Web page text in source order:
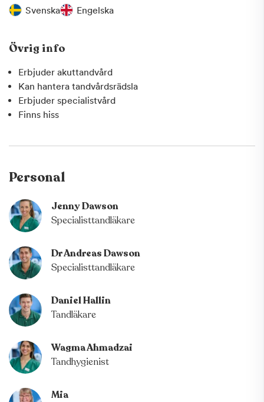
Varmt välkommen att boka din nästa tandläkartid hos
och engagemang ge våra patienter den bästa tandvården
och gå ut från kliniken med ett leende på läpparna.
Svenska Engelska
Övrig info
Erbjuder akuttandvård
Kan hantera tandvårdsrädsla
Erbjuder specialistvård
Finns hiss
Personal
Jenny Dawson
Specialisttandläkare
Dr Andreas Dawson
Specialisttandläkare
Daniel Hallin
Tandläkare
Wagma Ahmadzai
Tandhygienist
Mia